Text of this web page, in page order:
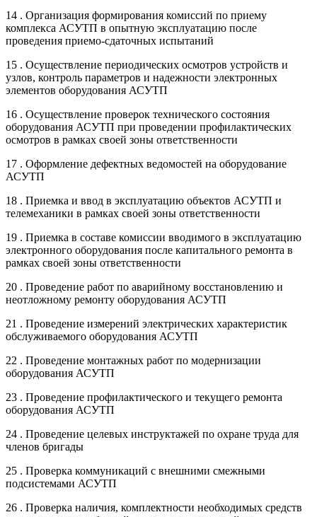
14 . Организация формирования комиссий по приему
комплекса АСУТП в опытную эксплуатацию после
проведения приемо-сдаточных испытаний
15 . Осуществление периодических осмотров устройств и
узлов, контроль параметров и надежности электронных
элементов оборудования АСУТП
16 . Осуществление проверок технического состояния
оборудования АСУТП при проведении профилактических
осмотров в рамках своей зоны ответственности
17 . Оформление дефектных ведомостей на оборудование
АСУТП
18 . Приемка и ввод в эксплуатацию объектов АСУТП и
телемеханики в рамках своей зоны ответственности
19 . Приемка в составе комиссии вводимого в эксплуатацию
электронного оборудования после капитального ремонта в
рамках своей зоны ответственности
20 . Проведение работ по аварийному восстановлению и
неотложному ремонту оборудования АСУТП
21 . Проведение измерений электрических характеристик
обслуживаемого оборудования АСУТП
22 . Проведение монтажных работ по модернизации
оборудования АСУТП
23 . Проведение профилактического и текущего ремонта
оборудования АСУТП
24 . Проведение целевых инструктажей по охране труда для
членов бригады
25 . Проверка коммуникаций с внешними смежными
подсистемами АСУТП
26 . Проверка наличия, комплектности необходимых средств